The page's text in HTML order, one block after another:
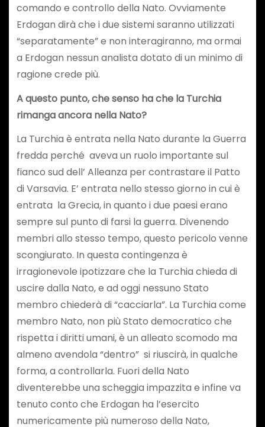
comando e controllo della Nato. Ovviamente
Erdogan dirà che i due sistemi saranno utilizzati
“separatamente” e non interagiranno, ma ormai
a Erdogan nessun analista dotato di un minimo di
ragione crede più.
A questo punto, che senso ha che la Turchia
rimanga ancora nella Nato?
La Turchia è entrata nella Nato durante la Guerra
fredda perché aveva un ruolo importante sul
fianco sud dell’ Alleanza per contrastare il Patto
di Varsavia. E’ entrata nello stesso giorno in cui è
entrata la Grecia, in quanto i due paesi erano
sempre sul punto di farsi la guerra. Divenendo
membri allo stesso tempo, questo pericolo venne
scongiurato. In questa contingenza è
irragionevole ipotizzare che la Turchia chieda di
uscire dalla Nato, e ad oggi nessuno Stato
membro chiederà di “cacciarla”. La Turchia come
membro Nato, non più Stato democratico che
rispetta i diritti umani, è un alleato scomodo ma
almeno avendola “dentro” si riuscirà, in qualche
forma, a controllarla. Fuori della Nato
diventerebbe una scheggia impazzita e infine va
tenuto conto che Erdogan ha l’esercito
numericamente più numeroso della Nato,